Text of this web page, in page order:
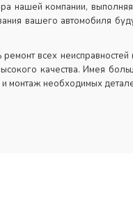
нашей компании,
вашего автомобиля
всех
качества. Имея
и монтаж необходимых